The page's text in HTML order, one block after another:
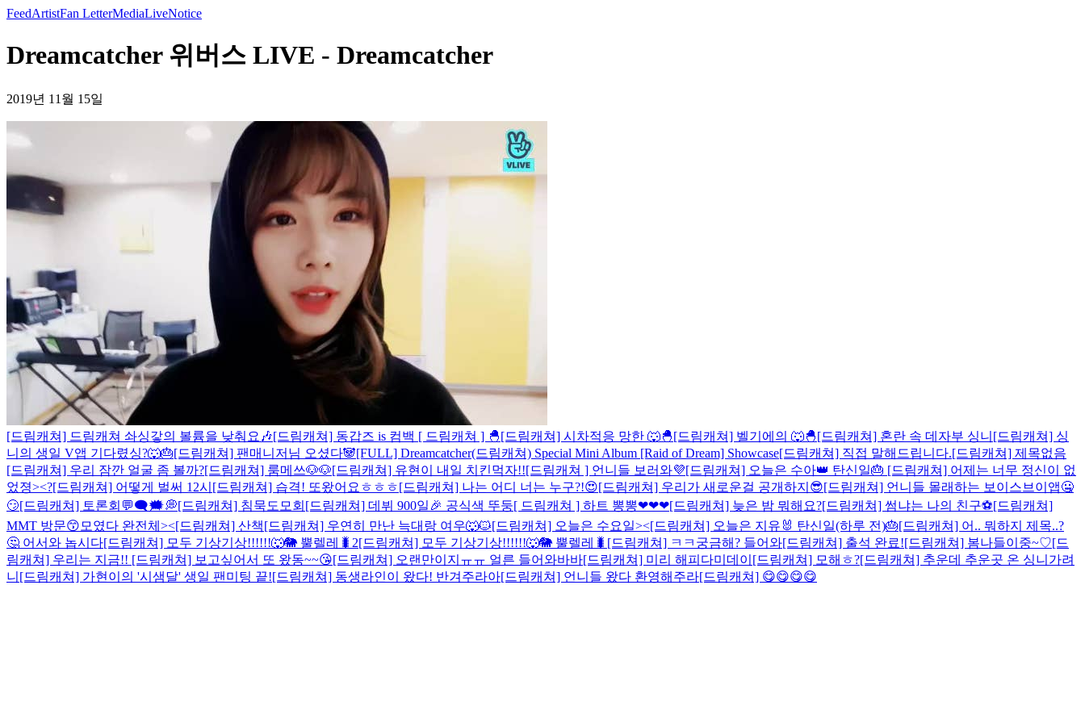
FeedArtistFan LetterMediaLiveNotice
Dreamcatcher 위버스 LIVE - Dreamcatcher
2019년 11월 15일
[드림캐쳐] 드림캐쳐 솨싱갛의 볼륨을 낮춰요🎶[드림캐쳐] 동갑즈 is 컴백 [ 드림캐쳐 ] 🐣[드림캐쳐] 시차적응 망한 🐺🐣[드림캐쳐] 벨기에의 🐺🐣[드림캐쳐] 혼란 속 데자부 싱니 [드림캐쳐] 싱
니의 생일 V앱 기다렸싱?🐺🎂[드림캐쳐] 팬매니저님 오셨다🐼[FULL] Dreamcatcher(드림캐쳐) Special Mini Album [Raid of Dream] Showcase[드림캐쳐] 직접 말해드립니다.[드림캐쳐] 제목없음
[드림캐쳐] 우리 잠깐 얼굴 좀 볼까?[드림캐쳐] 룸메쓰🐶🐶[드림캐쳐] 유현이 내일 치킨먹자!![드림캐쳐 ] 언니들 보러와💜[드림캐쳐] 오늘은 수아👑 탄신일🎂 [드림캐쳐] 어제는 너무 정신이 없
었졍><?[드림캐쳐] 어떻게 벌써 12시 [드림캐쳐] 습격! 또왔어요ㅎㅎㅎ[드림캐쳐] 나는 어디 너는 누구?!😍[드림캐쳐] 우리가 새로운걸 공개하지😎[드림캐쳐] 언니들 몰래하는 보이스브이앱🤐
😏[드림캐쳐] 토론회💬🗨🗯💭[드림캐쳐] 침묵도모회 [드림캐쳐] 데뷔 900일🎉 공식색 뚜둥[ 드림캐쳐 ] 하트 뽕뽕❤❤❤[드림캐쳐] 늦은 밤 뭐해요?[드림캐쳐] 썸냐는 나의 친구⚽[드림캐쳐]
MMT 방문😙 모였다 완전체><[드림캐쳐] 산책[드림캐쳐] 우연히 만난 늑대랑 여우🐺🐱[드림캐쳐] 오늘은 수요일><[드림캐쳐] 오늘은 지유🐰 탄신일(하루 전)🎂[드림캐쳐] 어.. 뭐하지 제목..?
🤔 어서와 놉시다[드림캐쳐] 모두 기상기상!!!!!!🐺🐘 뿔렐레🐛2[드림캐쳐] 모두 기상기상!!!!!!🐺🐘 뿔렐레🐛 [드림캐쳐] ㅋㅋ궁금해? 들어와[드림캐쳐] 출석 완료![드림캐쳐] 봄나들이중~♡[드
림캐쳐] 우리는 지금!! [드림캐쳐] 보고싶어서 또 왔동~~😘[드림캐쳐] 오랜만이지ㅠㅠ 얼른 들어와바바[드림캐쳐] 미리 해피다미데이 [드림캐쳐] 모해ㅎ?[드림캐쳐] 추운데 추운곳 온 싱니가려
니 [드림캐쳐] 가현이의 '시샘달' 생일 팬미팅 끝![드림캐쳐] 동생라인이 왔다! 반겨주라아[드림캐쳐] 언니들 왔다 환영해주라[드림캐쳐] 😋😋😋😋